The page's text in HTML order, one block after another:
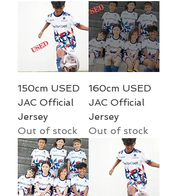
150cm USED
JAC Official
Jersey
Out of stock
160cm USED
JAC Official
Jersey
Out of stock